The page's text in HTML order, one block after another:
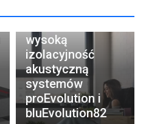
wysoką
izolacyjność
akustyczną
systemów
proEvolution i
bluEvolution82